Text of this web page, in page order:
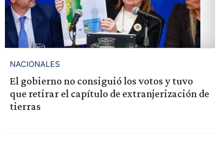
NACIONALES
El gobierno no consiguió los votos y tuvo
que retirar el capítulo de extranjerización de
tierras